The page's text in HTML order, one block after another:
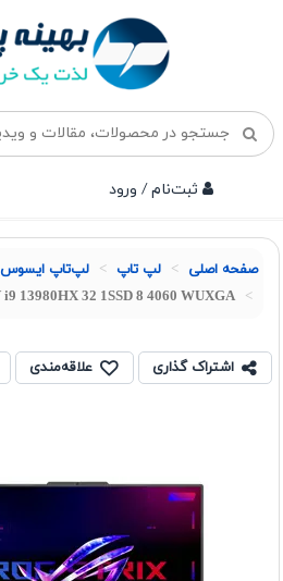
ثبت‌نام / ورود
صفحه اصلی لپ تاپ لپ‌تاپ ایسوس
13980HX 32 1SSD 8 4060 WUXGA
اشتراک گذاری علاقه‌مندی